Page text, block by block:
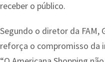
receber o público.
Segundo o diretor da FAM,
reforça o compromisso da